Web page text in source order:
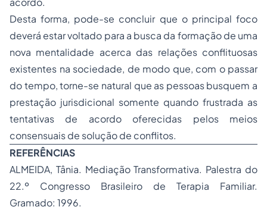
Desta forma, pode-se concluir que o principal foco
deverá estar voltado para a busca da formação de uma
nova mentalidade acerca das relações conflituosas
existentes na sociedade, de modo que, com o passar
do tempo, torne-se natural que as pessoas busquem a
prestação jurisdicional somente quando frustrada as
tentativas de acordo oferecidas pelos meios
consensuais de solução de conflitos.
REFERÊNCIAS
ALMEIDA, Tânia. Mediação Transformativa. Palestra do
22.º Congresso Brasileiro de Terapia Familiar.
Gramado: 1996.